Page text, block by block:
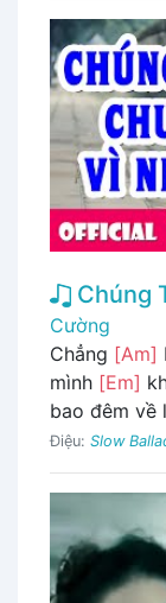
Chúng
Cường
Chẳng [Am]
mình [Em]
bao đêm về
Điệu: Slow